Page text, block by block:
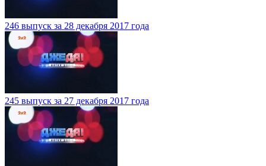
246 выпуск за 28 декабря 2017 года
245 выпуск за 27 декабря 2017 года